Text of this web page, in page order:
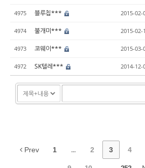
4975 블루칩*** 2015-02-
4974 불개미*** 2015-02-
4973 코웨이*** 2015-03-
4972 SK텔레*** 2014-12-
Prev 1 ... 2 3 4